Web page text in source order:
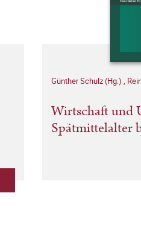
Günther Schulz (Hg.) ,
Wirtschaft und
Spätmittelalter